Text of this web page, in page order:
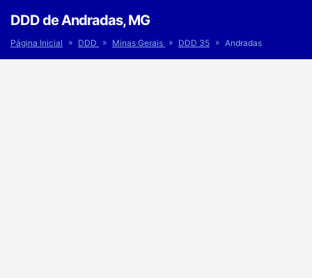
DDD de Andradas, MG
Página Inicial » DDD » Minas Gerais » DDD 35 » Andradas